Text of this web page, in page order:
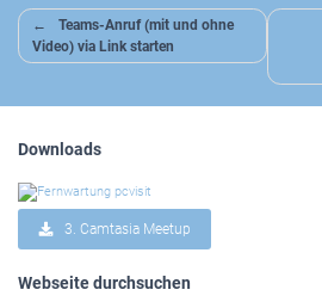
Beitragsnavigation
Teams-Anruf (mit und ohne
Video) via Link starten
Downloads
3. Camtasia Meetup
Webseite durchsuchen